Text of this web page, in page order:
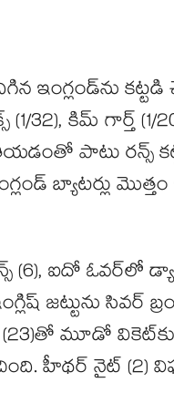
ఇంగ్లండ్‌‌ను
32), కిమ్ గార్త్ (1/
తీయడంతో పాటు రన్స్‌‌
బ్యాటర్లు మొత్తం
ఐదో ఓవర్‌‌లో
జట్టును సివర్‌‌
(23)తో మూడో
హీథర్‌‌ నైట్‌‌ (2)